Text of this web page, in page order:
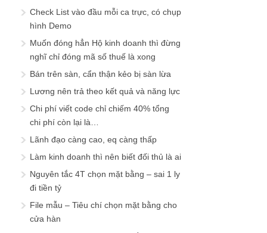
Check List vào đầu mỗi ca trực, có chụp
hình Demo
Muốn đóng hẳn Hộ kinh doanh thì đừng
nghĩ chỉ đóng mã số thuế là xong
Bán trên sàn, cẩn thận kẻo bị sàn lừa
Lương nên trả theo kết quả và năng lực
Chi phí viết code chỉ chiếm 40% tổng
chi phí còn lại là…
Lãnh đạo càng cao, eq càng thấp
Làm kinh doanh thì nên biết đối thủ là ai
Nguyên tắc 4T chọn mặt bằng – sai 1 ly
đi tiền tỷ
File mẫu – Tiêu chí chọn mặt bằng cho
cửa hàn